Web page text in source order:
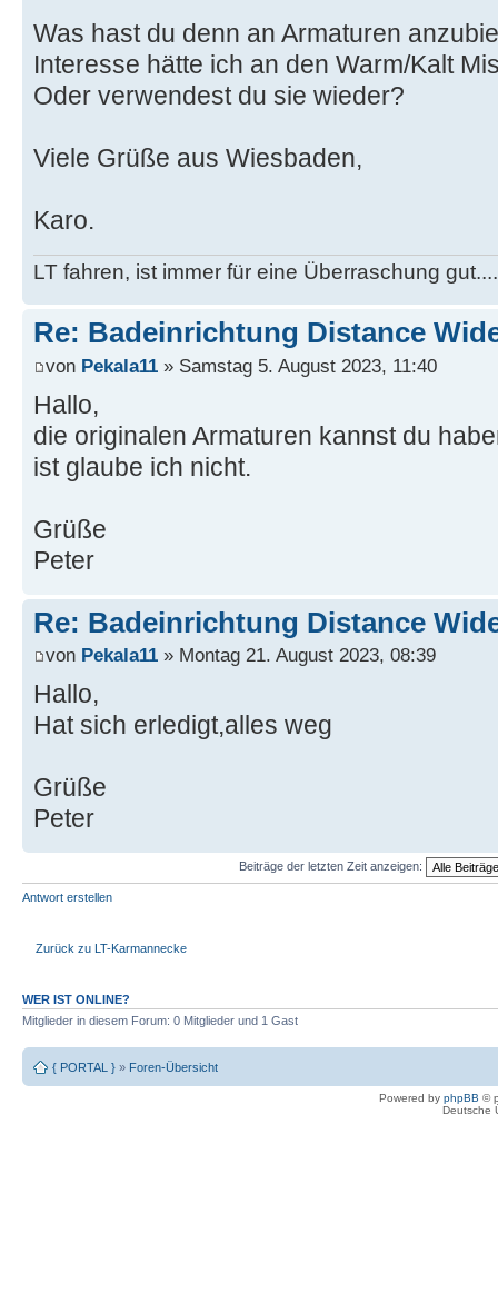
Was hast du denn an Armaturen
Interesse hätte ich an den Warm/Kalt
Oder verwendest du sie wieder?
Viele Grüße aus Wiesbaden,
Karo.
LT fahren, ist immer für eine Überraschung
Re: Badeinrichtung Distance
von Pekala11 » Samstag 5. August 2023, 11:40
Hallo,
die originalen Armaturen kannst du
ist glaube ich nicht.
Grüße
Peter
Re: Badeinrichtung Distance
von Pekala11 » Montag 21. August 2023, 08:39
Hallo,
Hat sich erledigt,alles weg
Grüße
Peter
Beiträge der letzten Zeit anzeigen:
Antwort erstellen
Zurück zu LT-Karmannecke
WER IST ONLINE?
Mitglieder in diesem Forum: 0 Mitglieder und 1 Gast
{ PORTAL } » Foren-Übersicht
Powered by phpBB ©
Deutsche